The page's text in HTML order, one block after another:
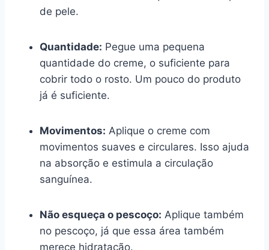
de pele.
Quantidade: Pegue uma pequena
quantidade do creme, o suficiente para
cobrir todo o rosto. Um pouco do produto
já é suficiente.
Movimentos: Aplique o creme com
movimentos suaves e circulares. Isso ajuda
na absorção e estimula a circulação
sanguínea.
Não esqueça o pescoço: Aplique também
no pescoço, já que essa área também
merece hidratação.